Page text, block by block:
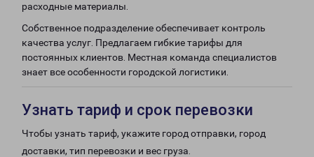
расходные материалы.
Собственное подразделение обеспечивает контроль
качества услуг. Предлагаем гибкие тарифы для
постоянных клиентов. Местная команда специалистов
знает все особенности городской логистики.
Узнать тариф и срок перевозки
Чтобы узнать тариф, укажите город отправки, город
доставки, тип перевозки и вес груза.